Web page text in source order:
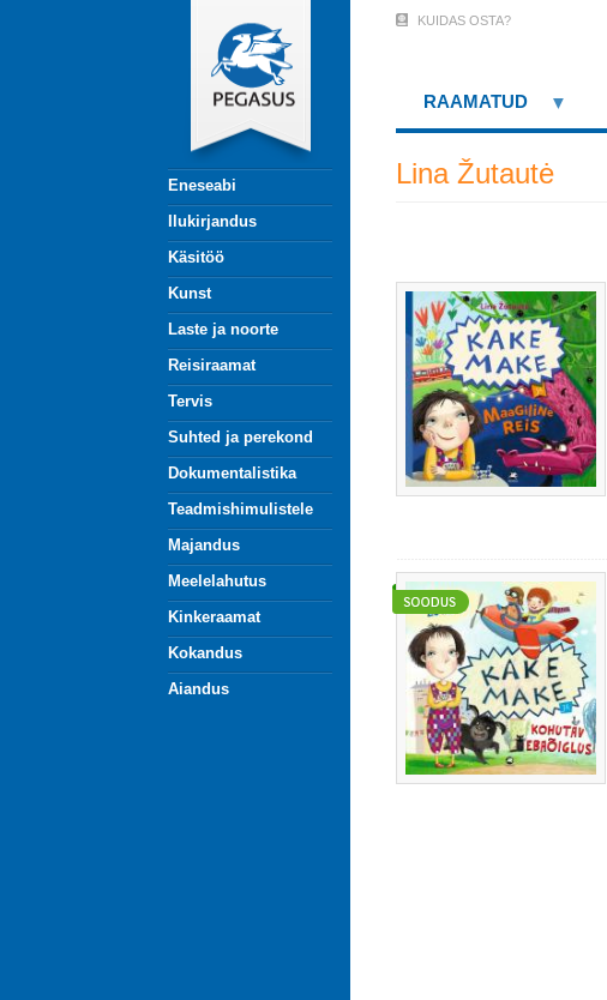
Eneseabi
Ilukirjandus
Käsitöö
Kunst
Laste ja noorte
Reisiraamat
Tervis
Suhted ja perekond
Dokumentalistika
Teadmishimulistele
Majandus
Meelelahutus
Kinkeraamat
Kokandus
Aiandus
Menu
(logged
KUIDAS OSTA?
RAAMATUD
Lina Žutautė